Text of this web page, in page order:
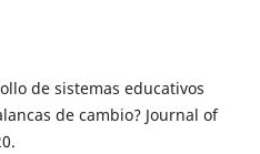
de sistemas educativos
de cambio? Journal of